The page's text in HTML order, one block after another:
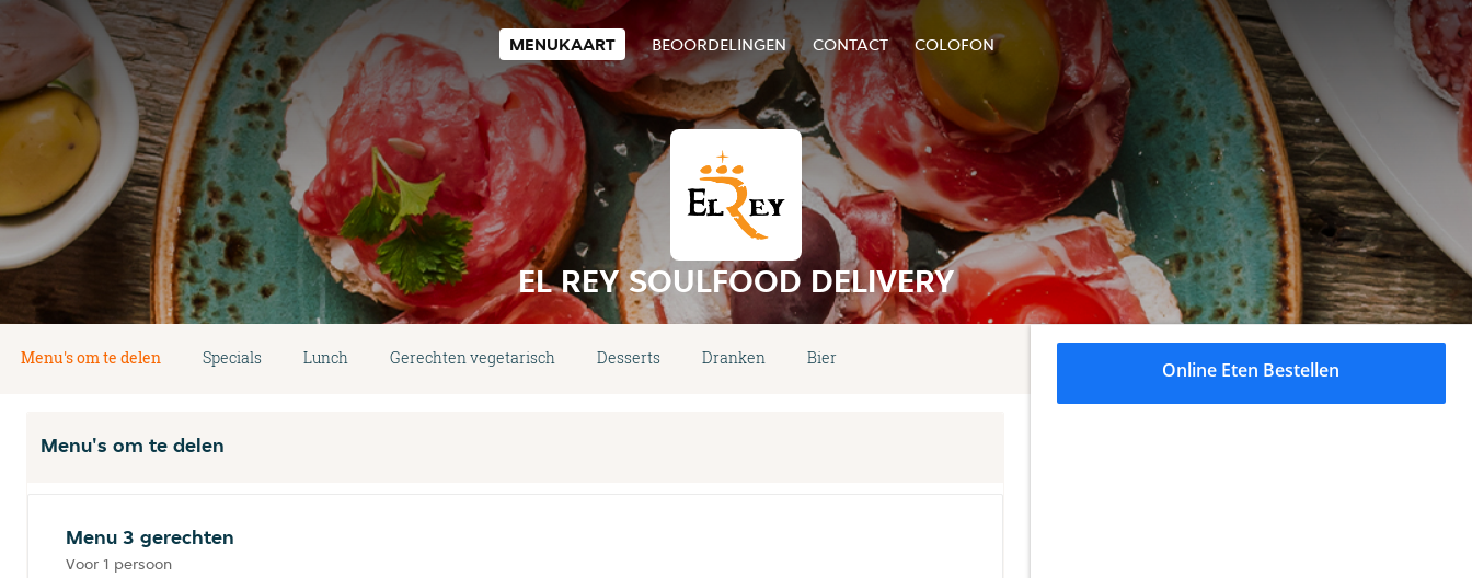
MENUKAART BEOORDELINGEN CONTACT COLOFON
EL REY SOULFOOD DELIVERY
Menu's om te delen Specials Lunch Gerechten vegetarisch Desserts Dranken Bier
Menu's om te delen
Menu 3 gerechten
Voor 1 persoon
Online Eten Bestellen